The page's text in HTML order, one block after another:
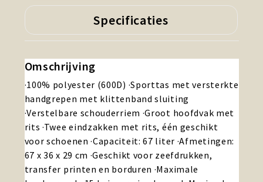
Specificaties
Omschrijving
·100% polyester (600D) ·Sporttas met versterkte
handgrepen met klittenband sluiting
·Verstelbare schouderriem ·Groot hoofdvak met
rits ·Twee eindzakken met rits, één geschikt
voor schoenen ·Capaciteit: 67 liter ·Afmetingen:
67 x 36 x 29 cm ·Geschikt voor zeefdrukken,
transfer printen en borduren ·Maximale